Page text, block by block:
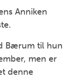
Anniken
Bærum til hun
men er
denne